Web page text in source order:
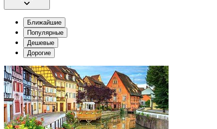
Ближайшие
Популярные
Дешевые
Дорогие